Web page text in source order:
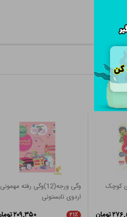
کوچک
وگی ورجه(12)وگی رفته مهمونی
اردوی تابستونی